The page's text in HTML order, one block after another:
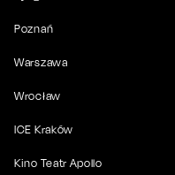
Poznań
Warszawa
Wrocław
ICE Kraków
Kino Teatr Apollo